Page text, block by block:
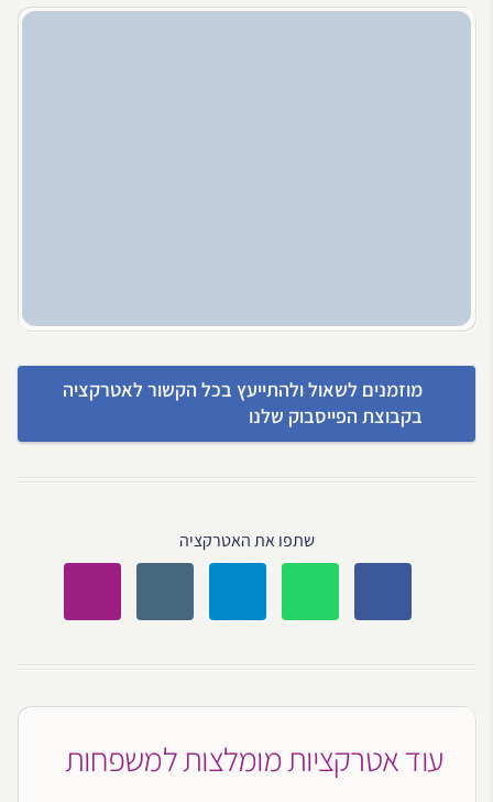
מוזמנים לשאול ולהתייעץ בכל הקשור לאטרקציה
בקבוצת הפייסבוק שלנו
שתפו את האטרקציה
עוד אטרקציות מומלצות למשפחות